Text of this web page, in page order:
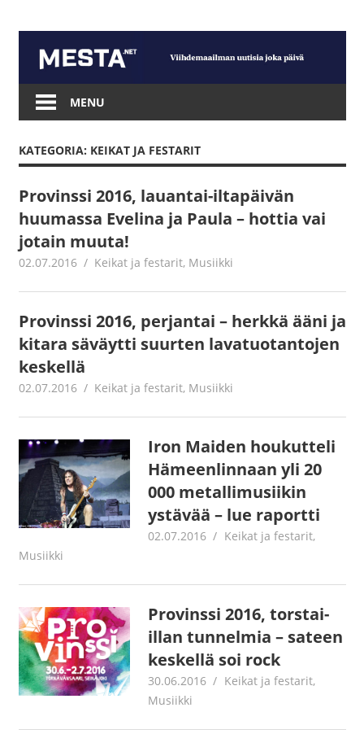
content
Mesta.net
MENU
KATEGORIA: KEIKAT JA FESTARIT
Provinssi 2016, lauantai-iltapäivän
huumassa Evelina ja Paula – hottia vai
jotain muuta!
02.07.2016 Jouni Hirn
Keikat ja festarit, Musiikki
Provinssi 2016, perjantai – herkkä ääni ja
kitara säväytti suurten lavatuotantojen
keskellä
02.07.2016 Jouni Hirn
Keikat ja festarit, Musiikki
Iron Maiden houkutteli
Hämeenlinnaan yli 20
000 metallimusiikin
ystävää – lue raportti
02.07.2016 Jouni Hirn
Keikat ja festarit,
Musiikki
Provinssi 2016, torstai-
illan tunnelmia – sateen
keskellä soi rock
30.06.2016 Jouni Hirn
Keikat ja festarit,
Musiikki